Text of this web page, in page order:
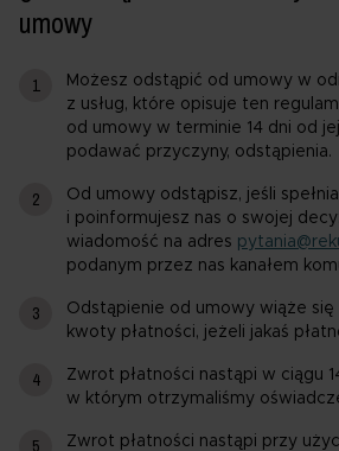
umowy
Możesz odstąpić od umowy w
z usług, które opisuje ten
od umowy w terminie 14 dni od
podawać przyczyny, odstąpienia.
Od umowy odstąpisz, jeśli
i poinformujesz nas o swojej
wiadomość na adres
podanym przez nas kanałem
Odstąpienie od umowy wiąże się
kwoty płatności, jeżeli jakaś
Zwrot płatności nastąpi w ciągu
w którym otrzymaliśmy
Zwrot płatności nastąpi przy